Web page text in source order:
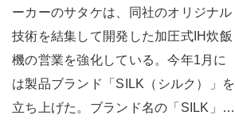
ーカーのサタケは、同社のオリジナル
技術を結集して開発した加圧式IH炊飯
機の営業を強化している。今年1月に
は製品ブランド「SILK（シルク）」を
立ち上げた。ブランド名の「SILK」…